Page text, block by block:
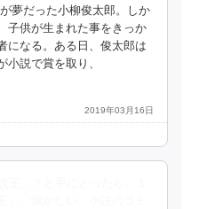
夢だった小柳俊太郎。しか
子供が生まれた事をきっか
になる。ある日、俊太郎は
小説で賞を取り、
2019年03月16日